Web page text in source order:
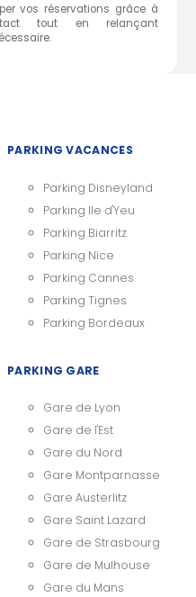
vos réservations grâce à
tout en relançant
PARKING VACANCES
Parking Disneyland
Parking Ile d'Yeu
Parking Biarritz
Parking Nice
Parking Cannes
Parking Tignes
Parking Bordeaux
PARKING GARE
Gare de Lyon
Gare de l'Est
Gare du Nord
Gare Montparnasse
Gare Austerlitz
Gare Saint Lazard
Gare de Strasbourg
Gare de Mulhouse
Gare du Mans